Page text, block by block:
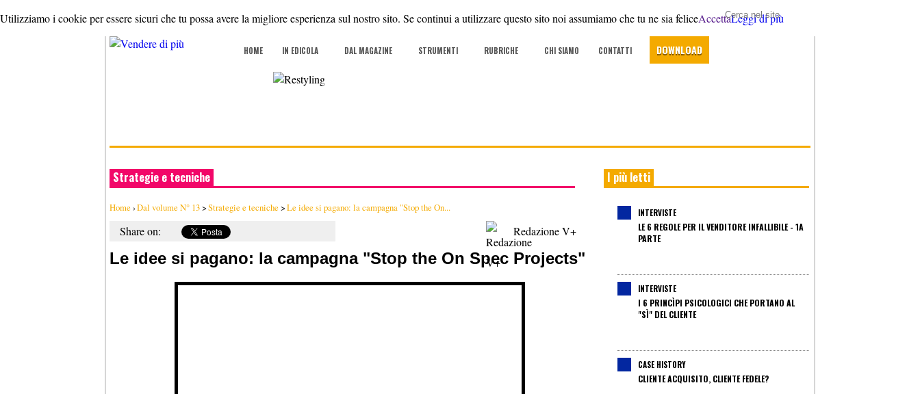
Utilizziamo i cookie per essere sicuri che tu possa avere la migliore esperienza sul nostro sito. Se continui a utilizzare questo sito noi assumiamo che tu ne sia feliceAccettaLeggi di più
HOME IN EDICOLA DAL MAGAZINE STRUMENTI RUBRICHE CHI SIAMO CONTATTI DOWNLOAD
Strategie e tecniche
Home ›Dal volume N° 13>Strategie e tecniche >Le idee si pagano: la campagna "Stop the On...
Share on: Redazione V+
Le idee si pagano: la campagna "Stop the On Spec Projects"
I più letti
INTERVISTE
LE 6 REGOLE PER IL VENDITORE INFALLIBILE - 1A
PARTE
INTERVISTE
I 6 PRINCÌPI PSICOLOGICI CHE PORTANO AL
"SÌ" DEL CLIENTE
CASE HISTORY
CLIENTE ACQUISITO, CLIENTE FEDELE?